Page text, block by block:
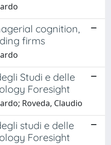
cognition,
firms
Studi e delle
Foresight
Roveda, Claudio
studi e delle
Foresight